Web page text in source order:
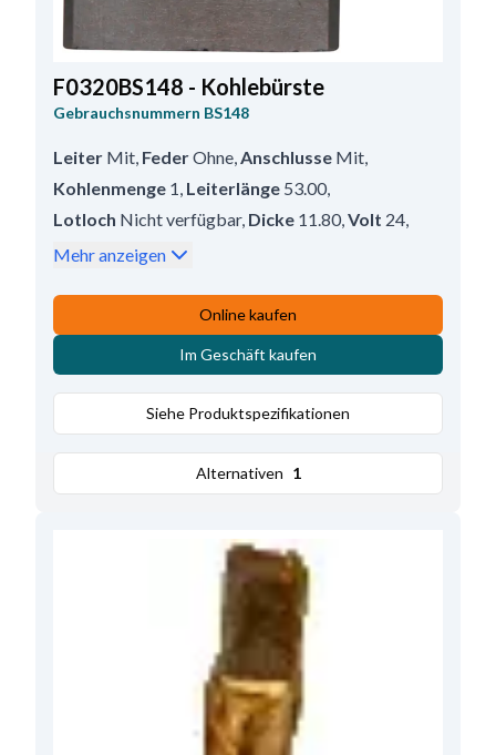
F0320BS148 - Kohlebürste
Gebrauchsnummern BS148
Leiter Mit, FederOhne,Anschlusse Mit,
Kohlenmenge 1, Leiterlänge 53.00,
Lotloch Nicht verfügbar, Dicke 11.80,Volt 24,
Länge 27.00,Höhe
Mehr anzeigen
Online kaufen
Im Geschäft kaufen
Siehe Produktspezifikationen
Alternativen 1